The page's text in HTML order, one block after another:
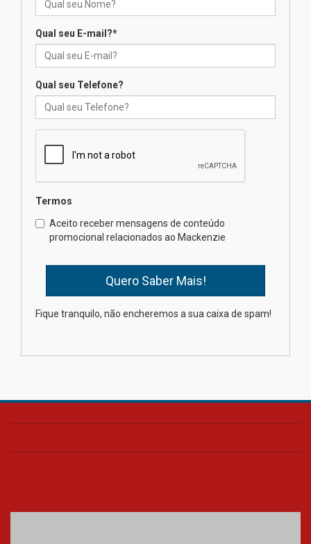
das novas tecnologias em
calouros do segundo semestre
04.08.2026
Brasília prepara seus
estudantes para o PAS antes
mesmo do Ensino Médio
na educação dos filhos além da
Qual seu E-mail?*
Qual seu Telefone?
Termos
Aceito receber mensagens de conteúdo
promocional relacionados ao Mackenzie
Fique tranquilo, não encheremos a sua caixa de spam!